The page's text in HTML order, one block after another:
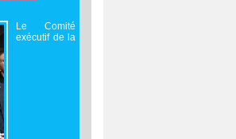
Le Comité
exécutif de la